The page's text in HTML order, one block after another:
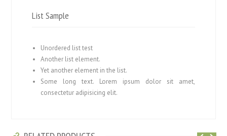
List Sample
Unordered list test
Another list element.
Yet another element in the list.
Some long text. Lorem ipsum dolor sit amet,
consectetur adipisicing elit.